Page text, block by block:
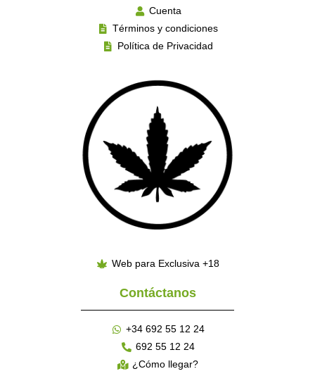
Cuenta
Términos y condiciones
Política de Privacidad
Web para Exclusiva +18
Contáctanos
+34 692 55 12 24
692 55 12 24
¿Cómo llegar?